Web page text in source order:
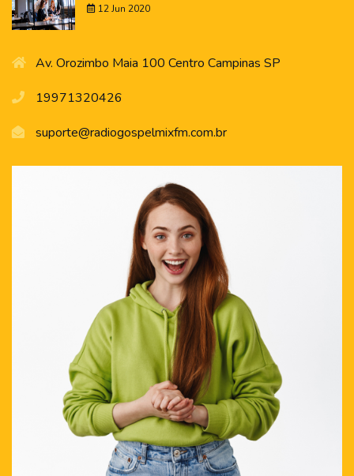
12 Jun 2020
Av. Orozimbo Maia 100 Centro Campinas SP
19971320426
suporte@radiogospelmixfm.com.br